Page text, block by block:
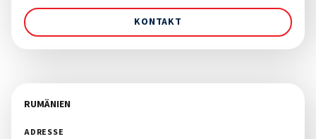
KONTAKT
RUMÄNIEN
ADRESSE